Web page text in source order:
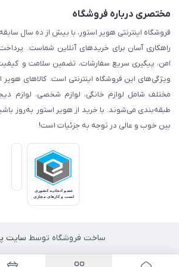
مختصری درباره فروشگاه
فروشگاه اینترنتی هویر استور، با بیش از ده سال
راهکاری آسان برای خریدهای آنلاین شماست.
امن، پیگیری سریع سفارشات، تضمین سلامت و کیفیت
ویژگی‌های این فروشگاه اینترنتی است. کالاهای
مختلف شامل لوازم خانگی، لوازم شخصی، لوازم
طبقه‌بندی می‌شوند. با خرید از هویر استور به‌روز
بین خوب و عالی در توجه به جزئیات است!
ساخت فروشگاه توسط سایت